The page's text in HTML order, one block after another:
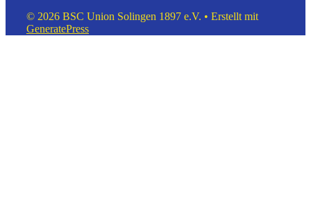
© 2026 BSC Union Solingen 1897 e.V. • Erstellt mit
GeneratePress